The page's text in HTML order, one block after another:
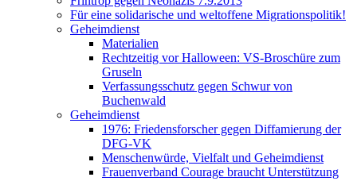
Für eine solidarische und weltoffene Migrationspolitik!
Geheimdienst
Materialien
Rechtzeitig vor Halloween: VS-Broschüre zum
Gruseln
Verfassungsschutz gegen Schwur von
Buchenwald
Geheimdienst
1976: Friedensforscher gegen Diffamierung der
DFG-VK
Menschenwürde, Vielfalt und Geheimdienst
Frauenverband Courage braucht Unterstützung